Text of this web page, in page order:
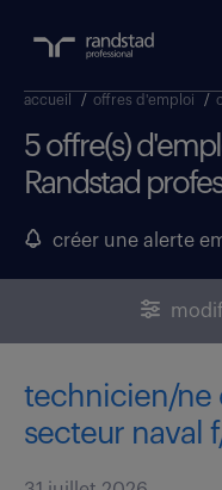
accueil / offres d'emploi /
5 offre(s)
Randstad
créer une alerte
technicien/ne
secteur naval